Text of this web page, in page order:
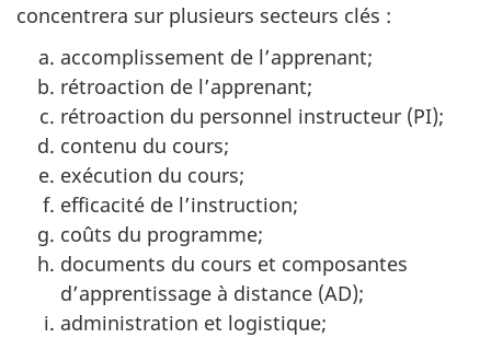
concentrera sur plusieurs secteurs clés :
accomplissement de l’apprenant;
rétroaction de l’apprenant;
rétroaction du personnel instructeur (PI);
contenu du cours;
exécution du cours;
efficacité de l’instruction;
coûts du programme;
documents du cours et composantes
d’apprentissage à distance (AD);
administration et logistique;